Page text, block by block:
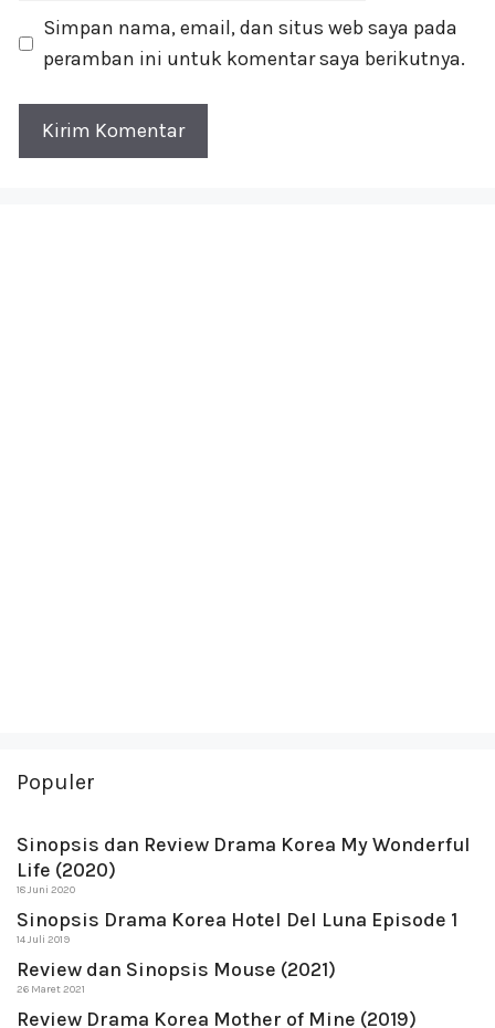
Simpan nama, email, dan situs web saya pada
peramban ini untuk komentar saya berikutnya.
Populer
Sinopsis dan Review Drama Korea My Wonderful
Life (2020)
18 Juni 2020
Sinopsis Drama Korea Hotel Del Luna Episode 1
14 Juli 2019
Review dan Sinopsis Mouse (2021)
26 Maret 2021
Review Drama Korea Mother of Mine (2019)